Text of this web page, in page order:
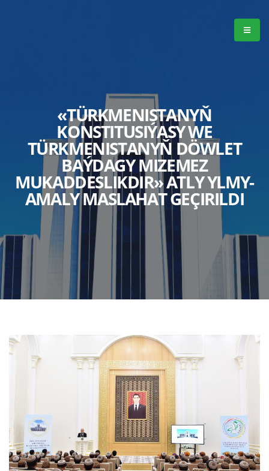
«TÜRKMENISTANYŇ
KONSTITUSIÝASY WE
TÜRKMENISTANYŇ DÖWLET
BAÝDAGY MIZEMEZ
MUKADDESLIKDIR» ATLY YLMY-
AMALY MASLAHAT GEÇIRILDI